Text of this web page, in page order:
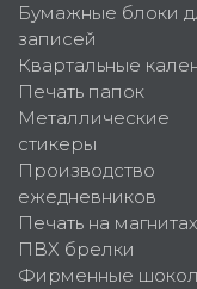
Бумажные блоки
записей
Квартальные
Печать папок
Металлические
стикеры
Производство
ежедневников
Печать на магнитах
ПВХ брелки
Фирменные